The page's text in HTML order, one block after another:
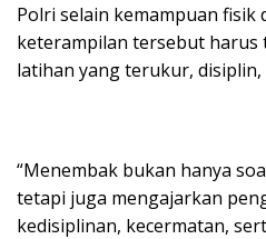
Polri selain kemampuan fisik
keterampilan tersebut harus
latihan yang terukur,
“Menembak bukan hanya
tetapi juga mengajarkan
kedisiplinan, kecermatan,